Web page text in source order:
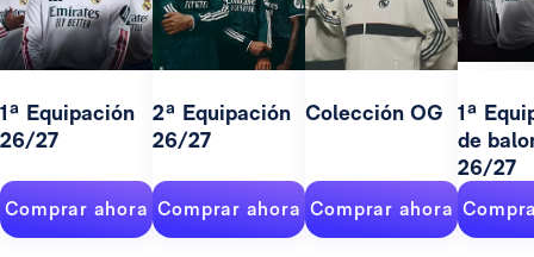
1ª Equipación
26/27
Comprar ahora
2ª Equipación
26/27
Comprar ahora
Colección OG
Comprar ahora
1ª
de
26/27